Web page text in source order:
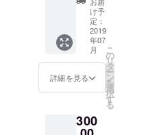
ヒー or
紅茶が
飲み放
題！い
つでも
遊びに
ださい
ね。 ・
okサ
ポー
メッ
セージ
(電話or
メール
選択可)
・
Facebo
ループ
招待
ことが
できま
す！
【2019
年9月30
日ま
で】 ・
お名前
レート
でagora
ワーク
ショッ
プ ・松
下ポス
ターor
チラシ
デザイ
ン
31日ま
で】 ・
け予
定：
2019
年07
月
詳細を見る
こ
の
リ
タ
ー
ン
を
選
択
す
る
300